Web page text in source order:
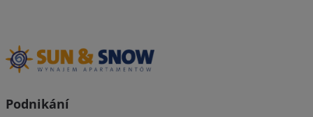
Podnikání